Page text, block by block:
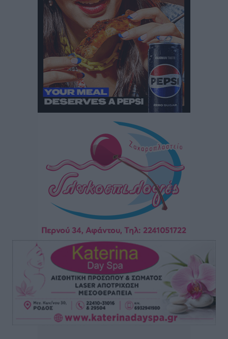
• πριν 10 ώρες
Στον Άγιο Νικόλαο Χάλκης ανοίγει ξανά το
ανανεωμένο εκκλησιαστικό μουσείο από τη Λέσχη
Lions Χάλκης
Τοπικές Ειδήσεις• πριν 10 ώρες
Ρόδος: «Βουλιάζει» από τουρίστες – Πάνω από 1 εκατ.
επιβάτες και 55 κρουαζιερόπλοια
Γ’ Εθνική Κατηγορία: Οι ημερομηνίες των
αγωνιστικών της κανονικής περιόδου
πριν 15 ώρες
Συνελήφθησαν δύο άτομα στην Κάρπαθο για άγρα
Τοπικές Ειδήσεις• πριν 16 ώρες
Χωρίς υποχρεωτική παρουσία μικρών στη 12άδα
Αθλητικά πριν 16 ώρες
Ο Πελεκάνος, οι ανεμογεννήτριες και μια κοινότητα
που κανείς δεν ρώτησε
Δημο-Κρίσεις• πριν 16 ώρες